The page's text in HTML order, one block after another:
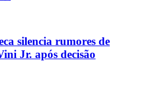
silencia rumores de
Jr. após decisão